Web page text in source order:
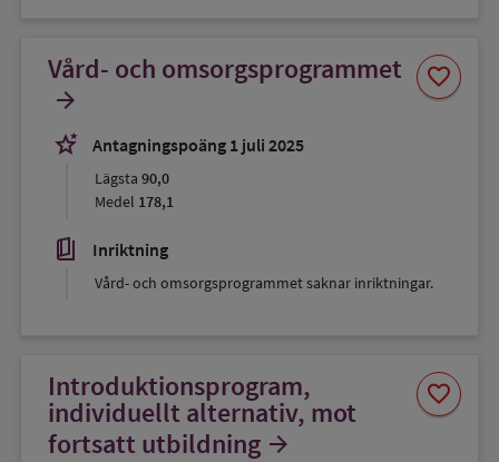
Vård- och omsorgsprogrammet
arrow_forward
stars_2
Antagningspoäng 1 juli 2025
Lägsta 90,0
Medel 178,1
book_5 Inriktning
Vård- och omsorgsprogrammet saknar inriktningar.
favorite
Spara
som
Introduktionsprogram,
individuellt alternativ, mot
fortsatt utbildning arrow_forward
favorite
Spara
som